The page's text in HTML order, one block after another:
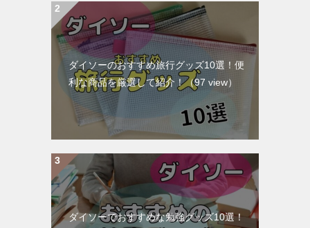
ダイソーのおすすめ旅行グッズ10選！便
利な商品を厳選して紹介！（97 view）
ダイソーでおすすめな勉強グッズ10選！